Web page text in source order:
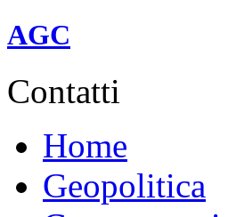
AGClinea A (rossa).
Contatti
Home
Geopolitica